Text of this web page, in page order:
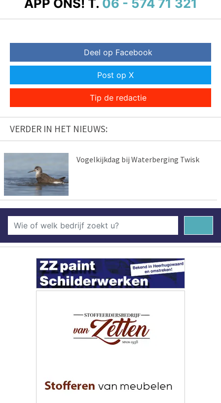
APP ONS! T. 06 - 574 71 321
Deel op Facebook
Post op X
Tip de redactie
VERDER IN HET NIEUWS:
Vogelkijkdag bij Waterberging Twisk